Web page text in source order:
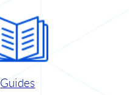
Guides